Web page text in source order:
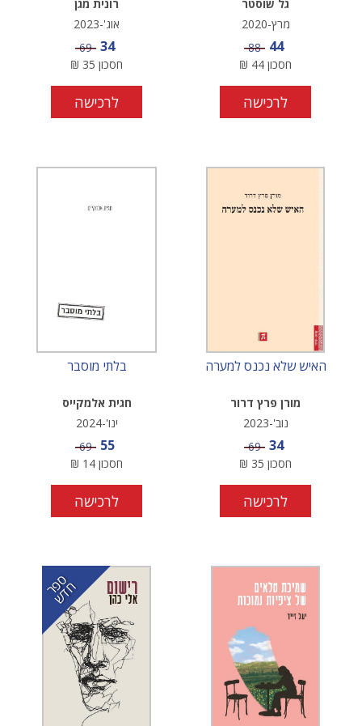
גל שוסטר
מרץ-2020
מחיר מבצע
44 מחיר
88
חסכון 44
₪
לרכישה
רונית מגן
אוג'-2023
מחיר מבצע
34 מחיר
69
חסכון 35
₪
לרכישה
האיש שלא נכנס למערה
מורן פרץ דרור
נוב'-2023
מחיר מבצע
34 מחיר
69
חסכון 35
₪
לרכישה
בלתי מוסבר
חגית אלמקייס
ינו'-2024
מחיר מבצע
55 מחיר
69
חסכון 14
₪
לרכישה
ס
פ
ר
ח
ד
ש